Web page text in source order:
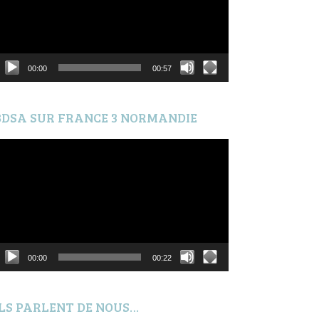
00:00 00:57
SUR FRANCE 3 NORMANDIE
00:00 00:22
PARLENT DE NOUS…